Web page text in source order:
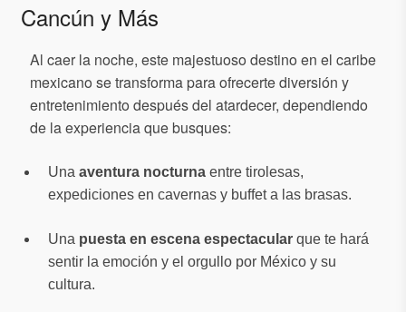
Cancún y Más
Al caer la noche, este majestuoso destino en el caribe
mexicano se transforma para ofrecerte diversión y
entretenimiento después del atardecer, dependiendo
de la experiencia que busques:
Una aventura nocturna entre tirolesas,
expediciones en cavernas y buffet a las brasas.
Una puesta en escena espectacular que te hará
sentir la emoción y el orgullo por México y su
cultura.